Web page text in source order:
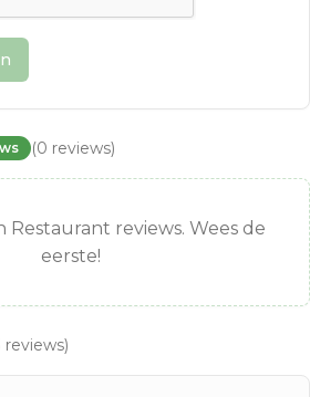
(0 reviews)
Restaurant reviews. Wees de
eerste!
reviews)